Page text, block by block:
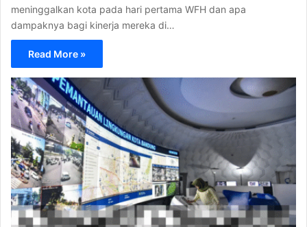
meninggalkan kota pada hari pertama WFH dan apa
dampaknya bagi kinerja mereka di…
Read More »